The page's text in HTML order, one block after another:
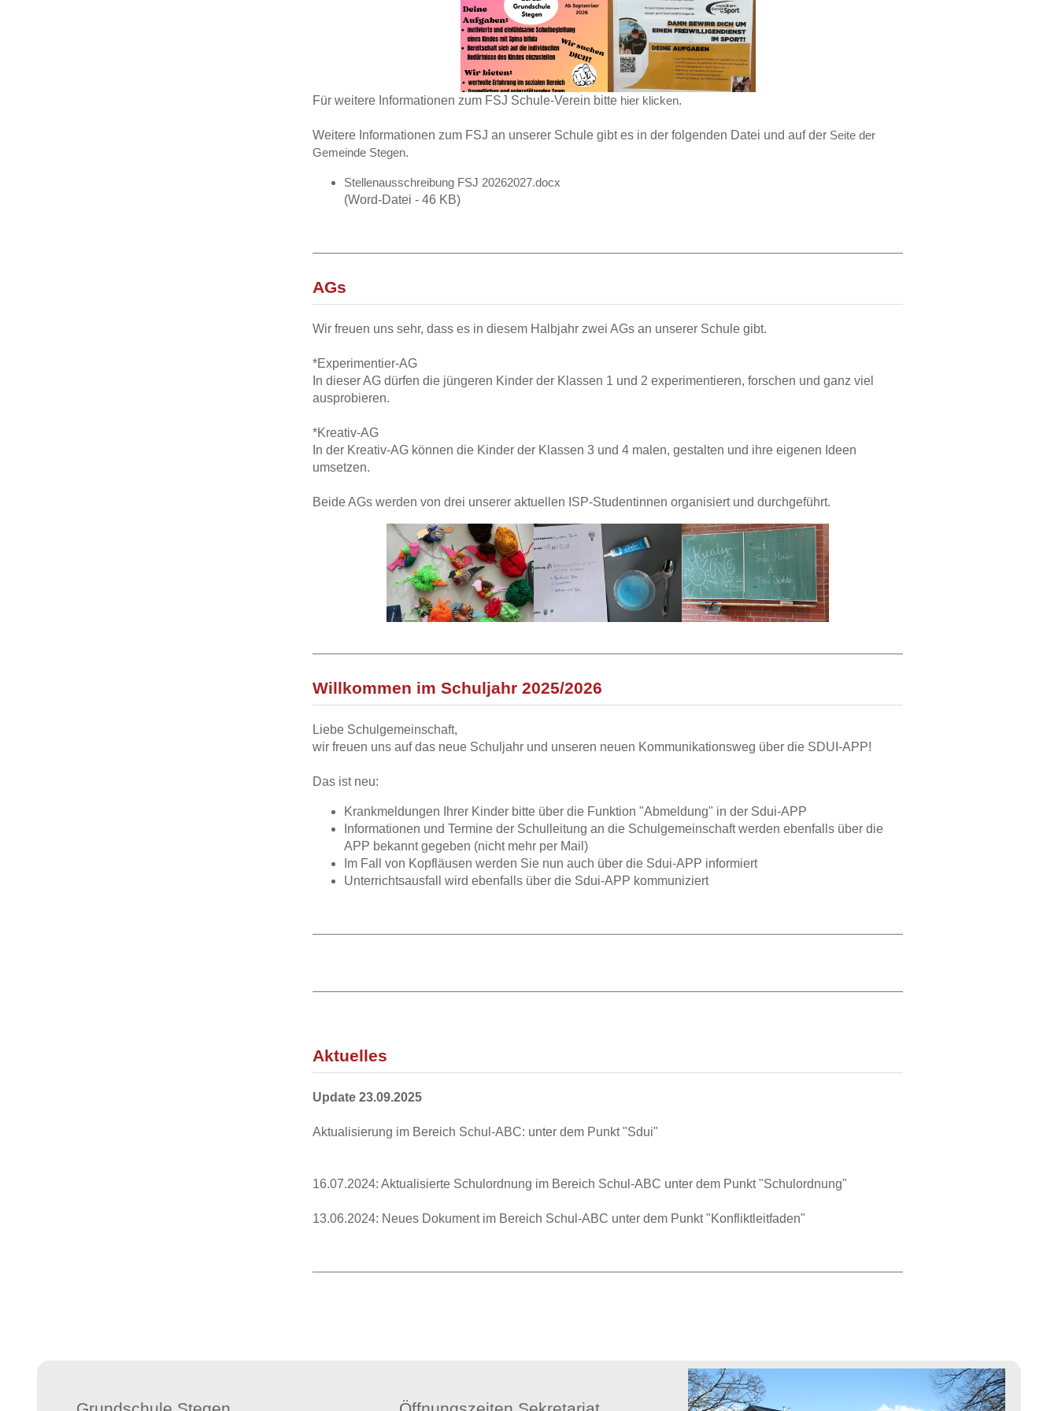
Für weitere Informationen zum FSJ Schule-Verein bitte hier klicken.
Weitere Informationen zum FSJ an unserer Schule gibt es in der folgenden Datei und auf der Seite der
Gemeinde Stegen.
Stellenausschreibung FSJ 20262027.docx
(Word-Datei - 46 KB)
AGs
Wir freuen uns sehr, dass es in diesem Halbjahr zwei AGs an unserer Schule gibt.
*Experimentier-AG
In dieser AG dürfen die jüngeren Kinder der Klassen 1 und 2 experimentieren, forschen und ganz viel
ausprobieren.
*Kreativ-AG
In der Kreativ-AG können die Kinder der Klassen 3 und 4 malen, gestalten und ihre eigenen Ideen
umsetzen.
Beide AGs werden von drei unserer aktuellen ISP-Studentinnen organisiert und durchgeführt.
Willkommen im Schuljahr 2025/2026
Liebe Schulgemeinschaft,
wir freuen uns auf das neue Schuljahr und unseren neuen Kommunikationsweg über die SDUI-APP!
Das ist neu:
Krankmeldungen Ihrer Kinder bitte über die Funktion "Abmeldung" in der Sdui-APP
Informationen und Termine der Schulleitung an die Schulgemeinschaft werden ebenfalls über die
APP bekannt gegeben (nicht mehr per Mail)
Im Fall von Kopfläusen werden Sie nun auch über die Sdui-APP informiert
Unterrichtsausfall wird ebenfalls über die Sdui-APP kommuniziert
Aktuelles
Update 23.09.2025
Aktualisierung im Bereich Schul-ABC: unter dem Punkt "Sdui"
16.07.2024: Aktualisierte Schulordnung im Bereich Schul-ABC unter dem Punkt "Schulordnung"
13.06.2024: Neues Dokument im Bereich Schul-ABC unter dem Punkt "Konfliktleitfaden"